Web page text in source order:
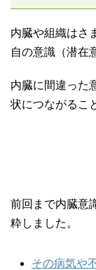
内臓や組織はさ
自の意識（潜在
内臓に間違った
状につながるこ
前回まで内臓意
粋しました。
その病気や